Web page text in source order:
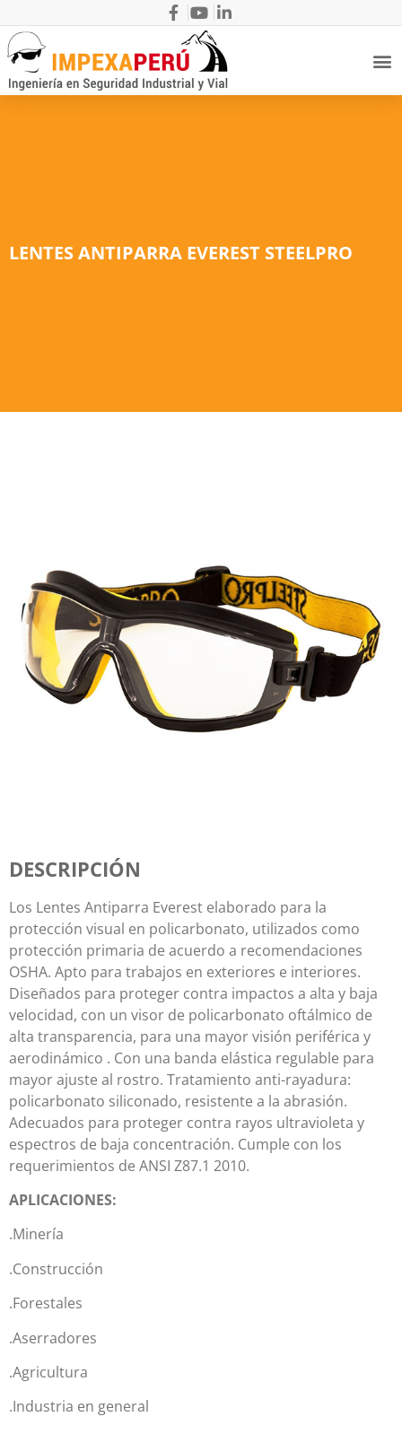
LENTES ANTIPARRA EVEREST STEELPRO
DESCRIPCIÓN
Los Lentes Antiparra Everest elaborado para la
protección visual en policarbonato, utilizados como
protección primaria de acuerdo a recomendaciones
OSHA. Apto para trabajos en exteriores e interiores.
Diseñados para proteger contra impactos a alta y baja
velocidad, con un visor de policarbonato oftálmico de
alta transparencia, para una mayor visión periférica y
aerodinámico . Con una banda elástica regulable para
mayor ajuste al rostro. Tratamiento anti-rayadura:
policarbonato siliconado, resistente a la abrasión.
Adecuados para proteger contra rayos ultravioleta y
espectros de baja concentración. Cumple con los
requerimientos de ANSI Z87.1 2010.
APLICACIONES:
.Minería
.Construcción
.Forestales
.Aserradores
.Agricultura
.Industria en general